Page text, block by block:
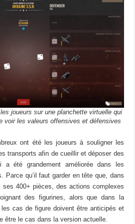
joueurs sur une planchette virtuelle qui
voir les valeurs offensives et défensives
ont été les joueurs à souligner les
transports afin de cueillir et déposer des
a été grandement améliorée dans les
Parce qu’il faut garder en tête que, dans
ses 400+ pièces, des actions complexes
des figurines, alors que dans la
cas de figure doivent être anticipés et
être le cas dans la version actuelle.